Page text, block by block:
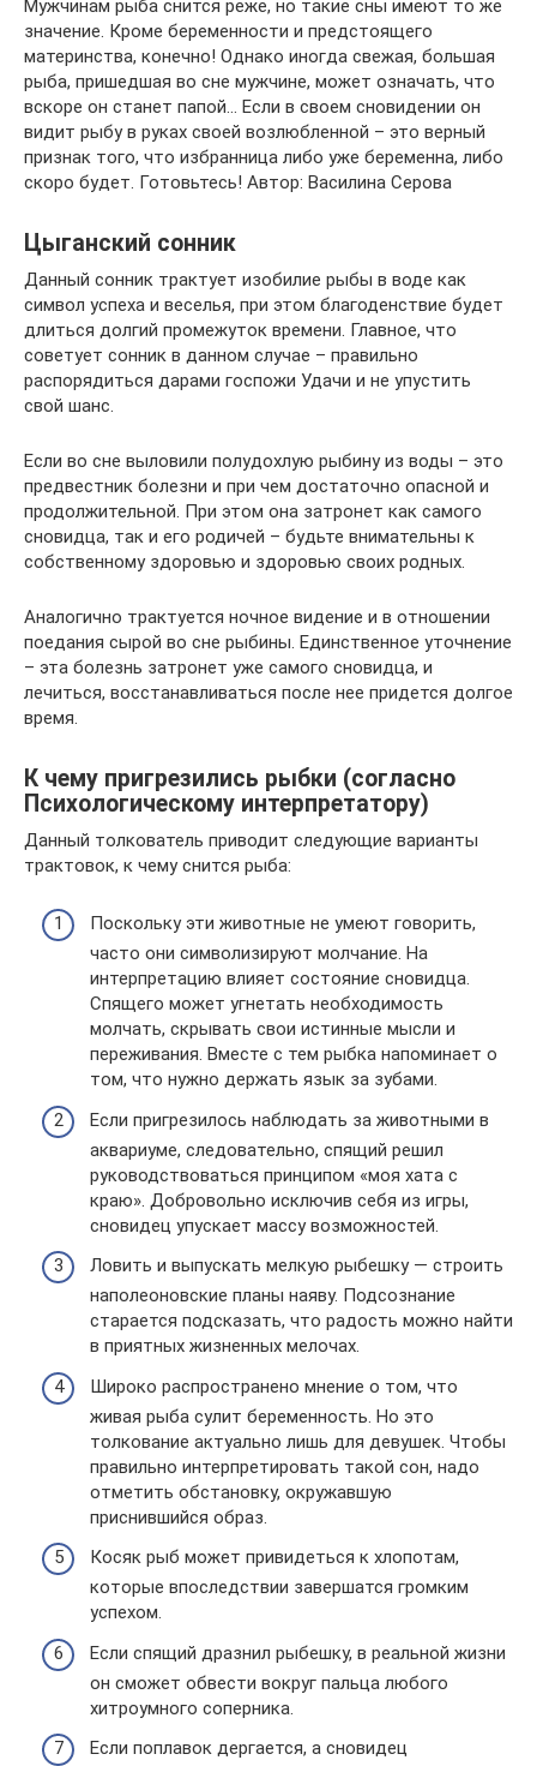
Мужчинам рыба снится реже, но такие сны имеют то же
значение. Кроме беременности и предстоящего
материнства, конечно! Однако иногда свежая, большая
рыба, пришедшая во сне мужчине, может означать, что
вскоре он станет папой… Если в своем сновидении он
видит рыбу в руках своей возлюбленной – это верный
признак того, что избранница либо уже беременна, либо
скоро будет. Готовьтесь! Автор: Василина Серова
Цыганский сонник
Данный сонник трактует изобилие рыбы в воде как
символ успеха и веселья, при этом благоденствие будет
длиться долгий промежуток времени. Главное, что
советует сонник в данном случае – правильно
распорядиться дарами госпожи Удачи и не упустить
свой шанс.
Если во сне выловили полудохлую рыбину из воды – это
предвестник болезни и при чем достаточно опасной и
продолжительной. При этом она затронет как самого
сновидца, так и его родичей – будьте внимательны к
собственному здоровью и здоровью своих родных.
Аналогично трактуется ночное видение и в отношении
поедания сырой во сне рыбины. Единственное уточнение
– эта болезнь затронет уже самого сновидца, и
лечиться, восстанавливаться после нее придется долгое
время.
К чему пригрезились рыбки (согласно
Психологическому интерпретатору)
Данный толкователь приводит следующие варианты
трактовок, к чему снится рыба:
Поскольку эти животные не умеют говорить,
часто они символизируют молчание. На
интерпретацию влияет состояние сновидца.
Спящего может угнетать необходимость
молчать, скрывать свои истинные мысли и
переживания. Вместе с тем рыбка напоминает о
том, что нужно держать язык за зубами.
Если пригрезилось наблюдать за животными в
аквариуме, следовательно, спящий решил
руководствоваться принципом «моя хата с
краю». Добровольно исключив себя из игры,
сновидец упускает массу возможностей.
Ловить и выпускать мелкую рыбешку — строить
наполеоновские планы наяву. Подсознание
старается подсказать, что радость можно найти
в приятных жизненных мелочах.
Широко распространено мнение о том, что
живая рыба сулит беременность. Но это
толкование актуально лишь для девушек. Чтобы
правильно интерпретировать такой сон, надо
отметить обстановку, окружавшую
приснившийся образ.
Косяк рыб может привидеться к хлопотам,
которые впоследствии завершатся громким
успехом.
Если спящий дразнил рыбешку, в реальной жизни
он сможет обвести вокруг пальца любого
хитроумного соперника.
Если поплавок дергается, а сновидец